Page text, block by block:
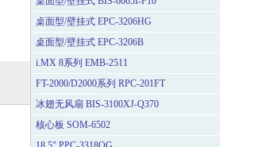
桌面型/壁挂式 EPC-3206HG
桌面型/壁挂式 EPC-3206B
i.MX 8系列 EMB-2511
FT-2000/D2000系列 RPC-201FT
冰翅无风扇 BIS-3100XJ-Q370
核心板 SOM-6502